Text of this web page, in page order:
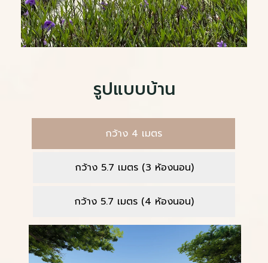
รูปแบบบ้าน
กว้าง 4 เมตร
กว้าง 5.7 เมตร (3 ห้องนอน)
กว้าง 5.7 เมตร (4 ห้องนอน)